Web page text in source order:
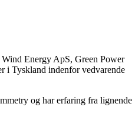
Energy ApS, Green Power
i Tyskland indenfor vedvarende
og har erfaring fra lignende